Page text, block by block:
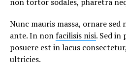
Nunc mauris massa, ornare
ante. In nonfacilisis nisi. Sed
posuere est in lacus
ultricies.